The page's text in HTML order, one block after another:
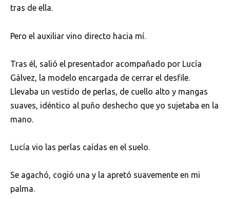
tras de ella.
Pero el auxiliar vino directo hacia mí.
Tras él, salió el presentador acompañado por Lucía
Gálvez, la modelo encargada de cerrar el desfile.
Llevaba un vestido de perlas, de cuello alto y mangas
suaves, idéntico al puño deshecho que yo sujetaba en la
mano.
Lucía vio las perlas caídas en el suelo.
Se agachó, cogió una y la apretó suavemente en mi
palma.